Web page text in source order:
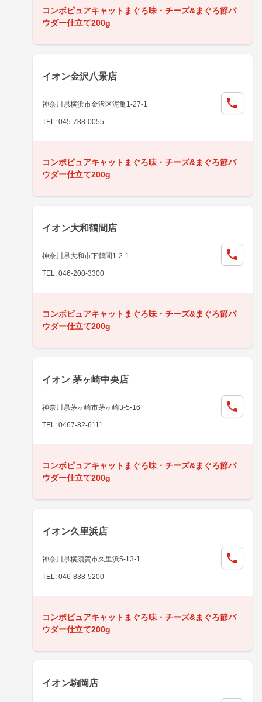
コンボピュアキャットまぐろ味・チーズ&まぐろ節パ
ウダー仕立て200g
イオン金沢八景店
神奈川県横浜市金沢区泥亀1-27-1
TEL: 045-788-0055
コンボピュアキャットまぐろ味・チーズ&まぐろ節パ
ウダー仕立て200g
イオン大和鶴間店
神奈川県大和市下鶴間1-2-1
TEL: 046-200-3300
コンボピュアキャットまぐろ味・チーズ&まぐろ節パ
ウダー仕立て200g
イオン 茅ヶ崎中央店
神奈川県茅ヶ崎市茅ヶ崎3-5-16
TEL: 0467-82-6111
コンボピュアキャットまぐろ味・チーズ&まぐろ節パ
ウダー仕立て200g
イオン久里浜店
神奈川県横須賀市久里浜5-13-1
TEL: 046-838-5200
コンボピュアキャットまぐろ味・チーズ&まぐろ節パ
ウダー仕立て200g
イオン駒岡店